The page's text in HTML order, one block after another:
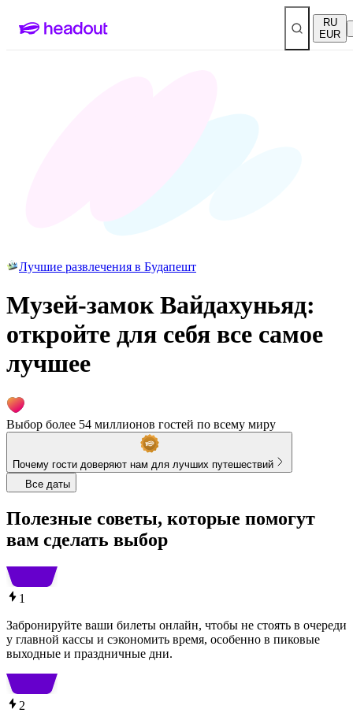
RU
EUR
Лучшие развлечения в Будапешт
Музей-замок Вайдахуньяд:
откройте для себя все самое
лучшее
Выбор более 54 миллионов гостей по всему миру
Почему гости доверяют нам для лучших путешествий
Все даты
Полезные советы, которые помогут
вам сделать выбор
1
Забронируйте ваши билеты онлайн, чтобы не стоять в очереди
у главной кассы и сэкономить время, особенно в пиковые
выходные и праздничные дни.
2